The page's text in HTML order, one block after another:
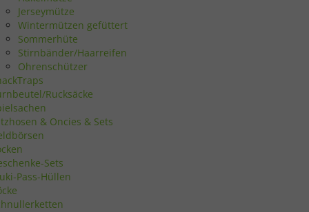
Jerseymütze
Wintermützen gefüttert
Sommerhüte
Stirnbänder/Haarreifen
Ohrenschützer
Rucksäcke
& Oncies & Sets
Sets
Pass-Hüllen
Zurück
Statistiken